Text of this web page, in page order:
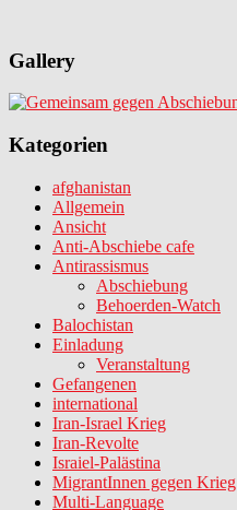
Gallery
Kategorien
afghanistan
Allgemein
Ansicht
Anti-Abschiebe cafe
Antirassismus
Abschiebung
Behoerden-Watch
Balochistan
Einladung
Veranstaltung
Gefangenen
international
Iran-Israel Krieg
Iran-Revolte
Israiel-Palästina
MigrantInnen gegen Krieg
Multi-Language